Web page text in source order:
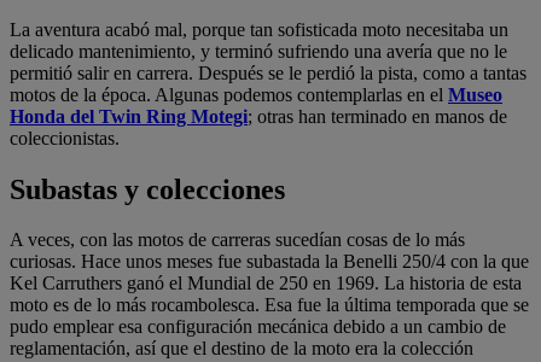
La aventura acabó mal, porque tan sofisticada moto necesitaba un
delicado mantenimiento, y terminó sufriendo una avería que no le
permitió salir en carrera. Después se le perdió la pista, como a tantas
motos de la época. Algunas podemos contemplarlas en el Museo
Honda del Twin Ring Motegi; otras han terminado en manos de
coleccionistas.
Subastas y colecciones
A veces, con las motos de carreras sucedían cosas de lo más
curiosas. Hace unos meses fue subastada la Benelli 250/4 con la que
Kel Carruthers ganó el Mundial de 250 en 1969. La historia de esta
moto es de lo más rocambolesca. Esa fue la última temporada que se
pudo emplear esa configuración mecánica debido a un cambio de
reglamentación, así que el destino de la moto era la colección